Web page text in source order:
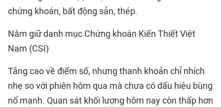
chứng khoán, bất động sản, thép.
Nắm giữ danh mục Chứng khoán Kiến Thiết Việt
Nam (CSI)
Tăng cao về điểm số, nhưng thanh khoản chỉ nhích
nhẹ so với phiên hôm qua mà chưa có dấu hiệu bùng
nổ mạnh. Quan sát khối lượng hôm nay còn thấp hơn